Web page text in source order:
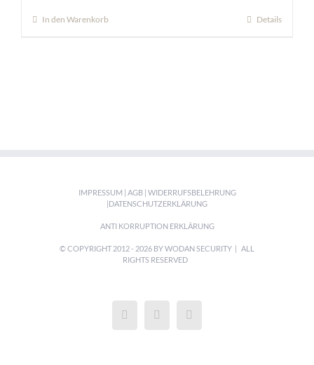
In den Warenkorb Details
IMPRESSUM AGB| WIDERRUFSBELEHRUNG
DATENSCHUTZERKLÄRUNG
ANTI KORRUPTION ERKLÄRUNG
© COPYRIGHT 2012 - 2026 BY WODAN SECURITY | ALL
RIGHTS RESERVED